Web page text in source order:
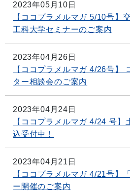
2023年05月10日
【ココプラメルマガ 5/10号】
工科大学セミナーのご案内
2023年04月26日
【ココプラメルマガ 4/26号】
ター相談会のご案内
2023年04月24日
【ココプラメルマガ 4/24 号】
込受付中！
2023年04月21日
【ココプラメルマガ 4/21号】
ー開催のご案内